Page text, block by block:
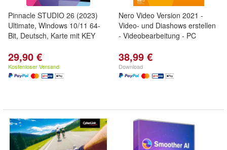
Pinnacle STUDIO 26 (2023)
Ultimate, Windows 10/11 64-
Bit, Deutsch, Karte mit KEY
29,90 €
Kostenloser Versand
Nero Video Version 2021 -
Video- und Diashows erstellen
- Videobearbeitung - PC
38,99 €
Download